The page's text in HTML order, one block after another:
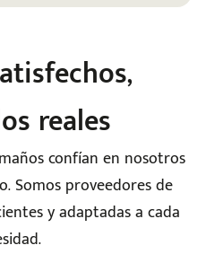
reales
confían en nosotros
Somos proveedores de
y adaptadas a cada